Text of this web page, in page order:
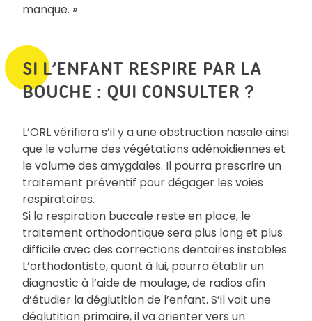
manque. »
SI L’ENFANT RESPIRE PAR LA
BOUCHE : QUI CONSULTER ?
L’ORL vérifiera s’il y a une obstruction nasale ainsi
que le volume des végétations adénoidiennes et
le volume des amygdales. Il pourra prescrire un
traitement préventif pour dégager les voies
respiratoires.
Si la respiration buccale reste en place, le
traitement orthodontique sera plus long et plus
difficile avec des corrections dentaires instables.
L’orthodontiste, quant à lui, pourra établir un
diagnostic à l’aide de moulage, de radios afin
d’étudier la déglutition de l’enfant. S’il voit une
déglutition primaire, il va orienter vers un